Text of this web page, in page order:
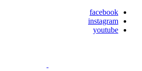
facebook
instagram
youtube